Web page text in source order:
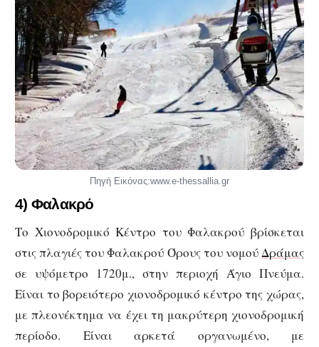
Πηγή Εικόνας:www.e-thessallia.gr
4) Φαλακρό
Το Χιονοδρομικό Κέντρο του Φαλακρού βρίσκεται
στις πλαγιές του Φαλακρού Όρους του νομούΔράμας
σε υψόμετρο 1720μ., στην περιοχή Άγιο Πνεύμα.
Είναι το βορειότερο χιονοδρομικό κέντρο της χώρας,
με πλεονέκτημα να έχει τη μακρύτερη χιονοδρομική
περίοδο. Είναι αρκετά οργανωμένο, με